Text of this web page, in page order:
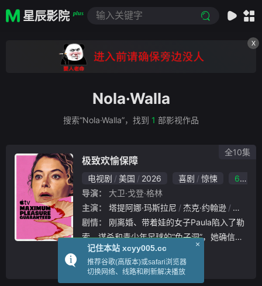
星辰影院 plus
X
Nola·Walla
搜索“Nola·Walla”，找到 1 部影视作品
极致欢愉保障
电视剧 美国 2026 喜剧 惊悚
6.0
导演：
大卫·戈登·格林
主演：
塔提阿娜·玛斯拉尼 杰克·约翰逊
塔拉·
剧情：
索、谋杀和青少年足球的“兔子洞”，她确信自
己见证了一场犯罪，同时挣扎于争夺孩子的监
护权和身份危机。为此，Paula开始自行调查
案件，可能会揭露一场更大的阴谋，也是
立即播放
全10集
×
记住本站 xcyy005.cc
推荐谷歌(高版本)或safari浏览器
切换网络、线路和刷新解决播放